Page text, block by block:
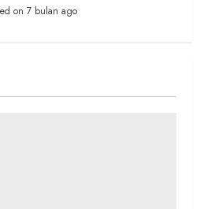
on 7 bulan ago